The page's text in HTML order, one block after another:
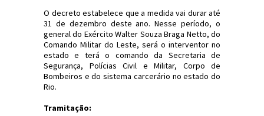
O decreto estabelece que a medida vai durar até
31 de dezembro deste ano. Nesse período, o
general do Exército Walter Souza Braga Netto, do
Comando Militar do Leste, será o interventor no
estado e terá o comando da Secretaria de
Segurança, Polícias Civil e Militar, Corpo de
Bombeiros e do sistema carcerário no estado do
Rio.
Tramitação: